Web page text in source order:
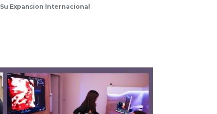
invertir
MÁS
con
tu Marca
Expansion Internacional